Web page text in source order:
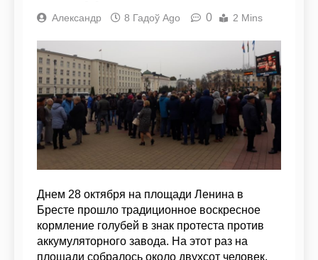
Александр 8 Гадоў Ago 0 2 Mins
Днем 28 октября на площади Ленина в
Бресте прошло традиционное воскресное
кормление голубей в знак протеста против
аккумуляторного завода. На этот раз на
площади собралось около двухсот человек.